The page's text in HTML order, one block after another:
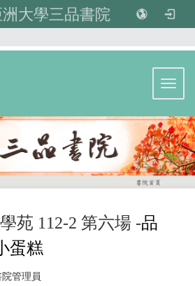
大學三品書院
苑 112-2 第六場 -品
蛋糕
管理員